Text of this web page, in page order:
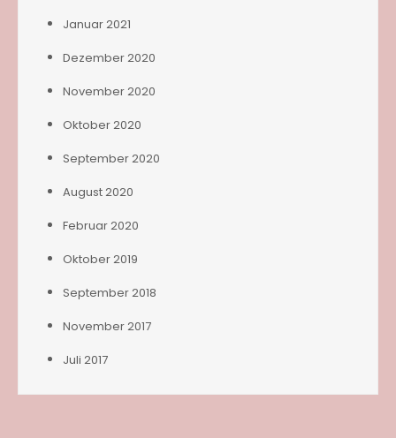
Januar 2021
Dezember 2020
November 2020
Oktober 2020
September 2020
August 2020
Februar 2020
Oktober 2019
September 2018
November 2017
Juli 2017